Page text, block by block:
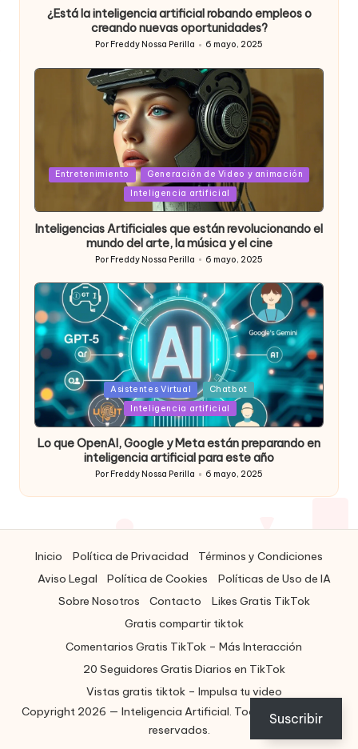
¿Está la inteligencia artificial robando empleos o
creando nuevas oportunidades?
Publicado
Por Freddy Nossa Perilla 6 mayo, 2025
Posted
Entretenimiento
Generación de Video y animación
Inteligencia artificial
Inteligencias Artificiales que están revolucionando el
mundo del arte, la música y el cine
Publicado
Por Freddy Nossa Perilla 6 mayo, 2025
Posted
in
Asistentes Virtual
Chatbot
Inteligencia artificial
Lo que OpenAI, Google y Meta están preparando en
inteligencia artificial para este año
Publicado
por
Por Freddy Nossa Perilla 6 mayo, 2025
Inicio Política de Privacidad
Términos y Condiciones
Aviso Legal
Política de Cookies
Políticas de Uso de IA
Sobre Nosotros
Contacto
Likes Gratis TikTok
Gratis compartir tiktok
Comentarios Gratis TikTok – Más Interacción
20 Seguidores Gratis Diarios en TikTok
Vistas gratis tiktok – Impulsa tu video
Copyright 2026 — Inteligencia Artificial. Todos los derechos
reservados.
Suscribir
ES